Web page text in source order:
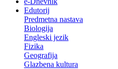
Edutorij
Predmetna nastava
Biologija
Engleski jezik
Fizika
Geografija
Glazbena kultura